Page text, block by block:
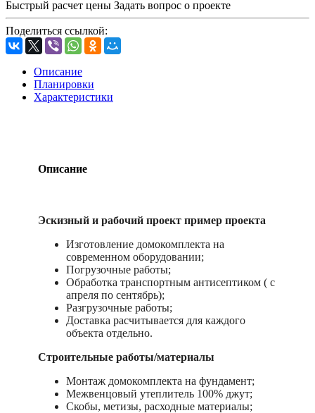
Быстрый расчет цены Задать вопрос о проекте
Поделиться ссылкой:
Описание
Планировки
Характеристики
Описание
Эскизный и рабочий проект пример проекта
Изготовление домокомплекта на
современном оборудовании;
Погрузочные работы;
Обработка транспортным антисептиком ( с
апреля по сентябрь);
Разгрузочные работы;
Доставка расчитывается для каждого
объекта отдельно.
Строительные работы/материалы
Монтаж домокомплекта на фундамент;
Межвенцовый утеплитель 100% джут;
Скобы, метизы, расходные материалы;